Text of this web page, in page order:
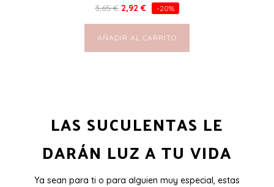
3,65€ 2,92 € -20%
AÑADIR AL CARRITO
LAS SUCULENTAS LE
DARÁN LUZ A TU VIDA
Ya sean para ti o para alguien muy especial, estas